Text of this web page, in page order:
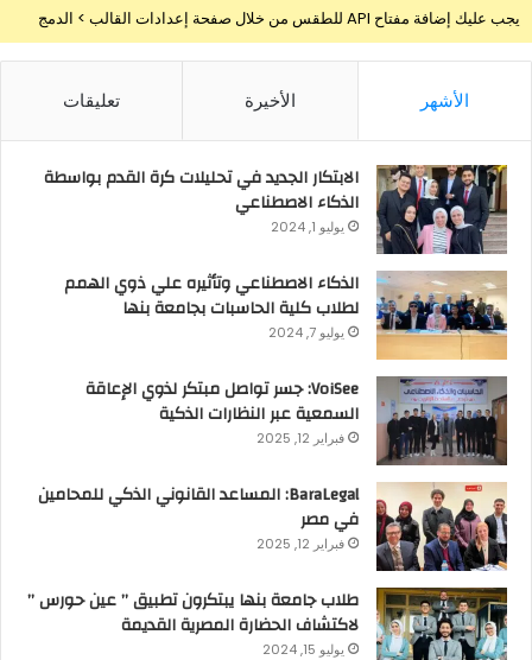
يجب عليك إضافة مفتاح API للطقس من خلال صفحة إعدادات القالب > الدمج
الأشهر الأخيرة تعليقات
الابتكار الجديد في تحليلات كرة القدم بواسطة
الذكاء الاصطناعي
يوليو 1, 2024
الذكاء الاصطناعي وتأثيره علي ذوي الهمم
لطلاب كلية الحاسبات بجامعة بنها
يوليو 7, 2024
VoiSee: جسر تواصل مبتكر لذوي الإعاقة
السمعية عبر النظارات الذكية
فبراير 12, 2025
BaraLegal: المساعد القانوني الذكي للمحامين
في مصر
فبراير 12, 2025
طلاب جامعة بنها يبتكرون تطبيق ” عين حورس ”
لاكتشاف الحضارة المصرية القديمة
يوليو 15, 2024